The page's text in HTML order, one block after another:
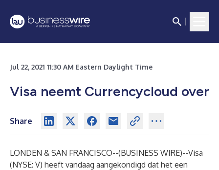
Jul 22, 2021 11:30 AM Eastern Daylight Time
Visa neemt Currencycloud over
Share
LONDEN & SAN FRANCISCO--(BUSINESS WIRE)--Visa
(NYSE: V) heeft vandaag aangekondigd dat het een